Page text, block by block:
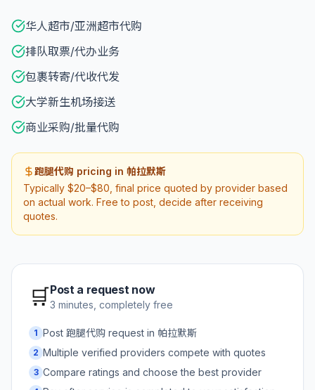
华人超市/亚洲超市代购
排队取票/代办业务
包裹转寄/代收代发
大学新生机场接送
商业采购/批量代购
跑腿代购 pricing in 帕拉默斯
Typically $20–$80, final price quoted by provider based
on actual work. Free to post, decide after receiving
quotes.
🛒Post a request now
3 minutes, completely free
1 Post 跑腿代购 request in 帕拉默斯
2 Multiple verified providers compete with quotes
3 Compare ratings and choose the best provider